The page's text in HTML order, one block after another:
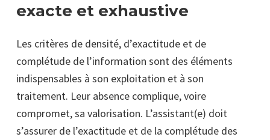
exacte et exhaustive
Les critères de densité, d’exactitude et de
complétude de l’information sont des éléments
indispensables à son exploitation et à son
traitement. Leur absence complique, voire
compromet, sa valorisation. L’assistant(e) doit
s’assurer de l’exactitude et de la complétude des